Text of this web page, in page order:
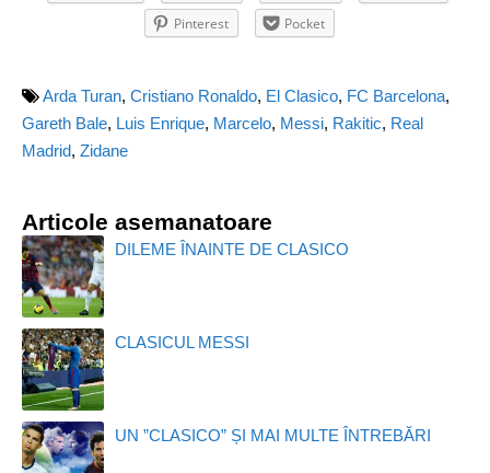
Pinterest
Pocket
Arda Turan, Cristiano Ronaldo, El Clasico, FC Barcelona,
Gareth Bale, Luis Enrique, Marcelo, Messi, Rakitic, Real
Madrid, Zidane
Articole asemanatoare
DILEME ÎNAINTE DE CLASICO
CLASICUL MESSI
UN ”CLASICO” ȘI MAI MULTE ÎNTREBĂRI